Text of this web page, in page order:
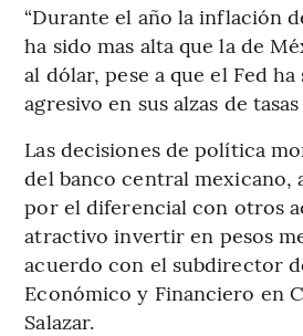
“Durante el año la inflación
ha sido mas alta que la de
al dólar, pese a que el Fed
agresivo en sus alzas de
Las decisiones de política
del banco central mexicano,
por el diferencial con otros
atractivo invertir en pesos
acuerdo con el subdirector
Económico y Financiero en
Salazar.